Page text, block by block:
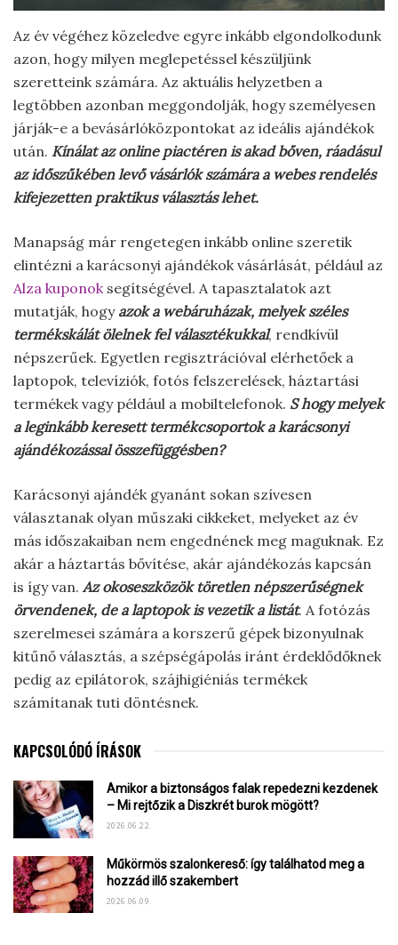
Az év végéhez közeledve egyre inkább elgondolkodunk
azon, hogy milyen meglepetéssel készüljünk
szeretteink számára. Az aktuális helyzetben a
legtöbben azonban meggondolják, hogy személyesen
járják-e a bevásárlóközpontokat az ideális ajándékok
után. Kínálat az online piactéren is akad bőven, ráadásul
az időszűkében levő vásárlók számára a webes rendelés
kifejezetten praktikus választás lehet.
Manapság már rengetegen inkább online szeretik
elintézni a karácsonyi ajándékok vásárlását, például az
Alza kuponoksegítségével. A tapasztalatok azt
mutatják, hogy azok a webáruházak, melyek széles
termékskálát ölelnek fel választékukkal, rendkívül
népszerűek. Egyetlen regisztrációval elérhetőek a
laptopok, televíziók, fotós felszerelések, háztartási
termékek vagy például a mobiltelefonok. S hogy melyek
a leginkább keresett termékcsoportok a karácsonyi
ajándékozással összefüggésben?
Karácsonyi ajándék gyanánt sokan szívesen
választanak olyan műszaki cikkeket, melyeket az év
más időszakaiban nem engednének meg maguknak. Ez
akár a háztartás bővítése, akár ajándékozás kapcsán
is így van. Az okoseszközök töretlen népszerűségnek
örvendenek, de a laptopok is vezetik a listát. A fotózás
szerelmesei számára a korszerű gépek bizonyulnak
kitűnő választás, a szépségápolás iránt érdeklődőknek
pedig az epilátorok, szájhigiéniás termékek
számítanak tuti döntésnek.
KAPCSOLÓDÓ ÍRÁSOK
Amikor a biztonságos falak repedezni kezdenek
– Mi rejtőzik a Diszkrét burok mögött?
2026.06.22.
Műkörmös szalonkereső: így találhatod meg a
hozzád illő szakembert
2026.06.09.